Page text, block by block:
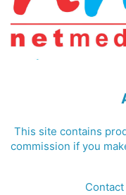
This site contains
commission if you
Contact